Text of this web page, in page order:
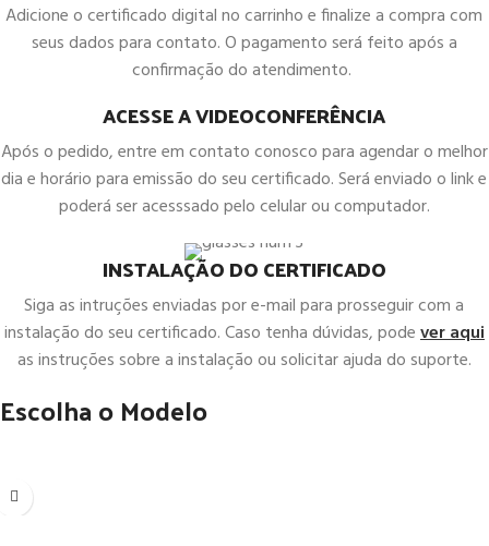
Adicione o certificado digital no carrinho e finalize a compra com
seus dados para contato. O pagamento será feito após a
confirmação do atendimento.
ACESSE A VIDEOCONFERÊNCIA
Após o pedido, entre em contato conosco para agendar o melhor
dia e horário para emissão do seu certificado. Será enviado o link e
poderá ser acesssado pelo celular ou computador.
INSTALAÇÃO DO CERTIFICADO
Siga as intruções enviadas por e-mail para prosseguir com a
instalação do seu certificado. Caso tenha dúvidas, podever aqui
as instruções sobre a instalação ou solicitar ajuda do suporte.
Escolha o Modelo